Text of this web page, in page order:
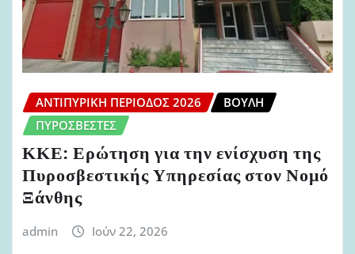
ΑΝΤΙΠΥΡΙΚΉ ΠΕΡΊΟΔΟΣ 2026
ΒΟΥΛΉ
ΠΥΡΟΣΒΈΣΤΕΣ
ΚΚΕ: Ερώτηση για την ενίσχυση της
Πυροσβεστικής Υπηρεσίας στον Νομό
Ξάνθης
admin Ιούν 22, 2026